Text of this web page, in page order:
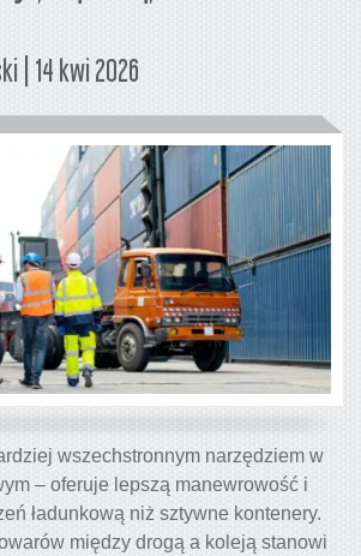
| 14 kwi 2026
wszechstronnym narzędziem w
– oferuje lepszą manewrowość i
ładunkową niż sztywne kontenery.
między drogą a koleją stanowi